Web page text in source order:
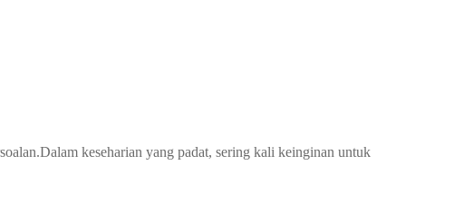
keseharian yang padat, sering kali keinginan untuk